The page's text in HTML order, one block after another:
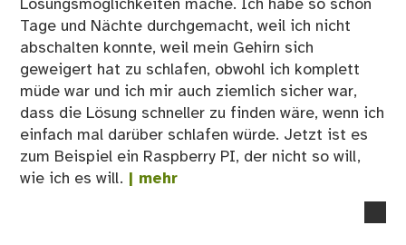
Lösungsmöglichkeiten mache. Ich habe so schon
Tage und Nächte durchgemacht, weil ich nicht
abschalten konnte, weil mein Gehirn sich
geweigert hat zu schlafen, obwohl ich komplett
müde war und ich mir auch ziemlich sicher war,
dass die Lösung schneller zu finden wäre, wenn ich
einfach mal darüber schlafen würde. Jetzt ist es
zum Beispiel ein Raspberry PI, der nicht so will,
wie ich es will. | mehr